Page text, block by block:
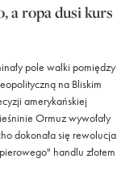
a ropa dusi kurs
pole walki pomiędzy
na Bliskim
amerykańskiej
Ormuz wywołały
dokonała się rewolucja
handlu złotem